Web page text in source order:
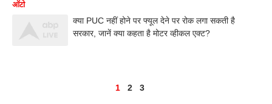
ऑटो
क्या PUC नहीं होने पर फ्यूल देने पर रोक लगा सकती है
सरकार, जानें क्या कहता है मोटर व्हीकल एक्ट?
1 2 3